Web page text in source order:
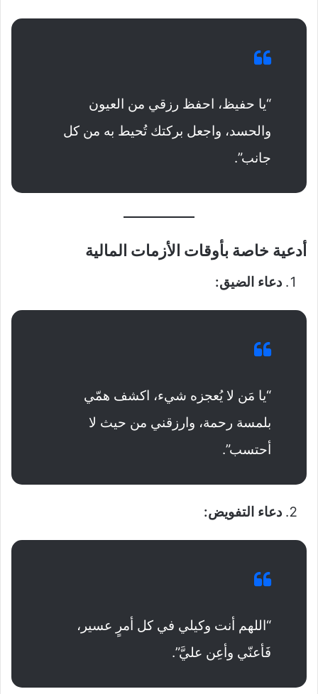
“يا حفيظ، احفظ رزقي من العيون
والحسد، واجعل بركتك تُحيط به من كل
جانب”.
أدعية خاصة بأوقات الأزمات المالية
دعاء الضيق:
“يا مَن لا يُعجزه شيء، اكشف همّي
بلمسة رحمة، وارزقني من حيث لا
أحتسب”.
دعاء التفويض:
“اللهم أنت وكيلي في كل أمرٍ عسير،
فَأعنّي وأعِن عليَّ”.